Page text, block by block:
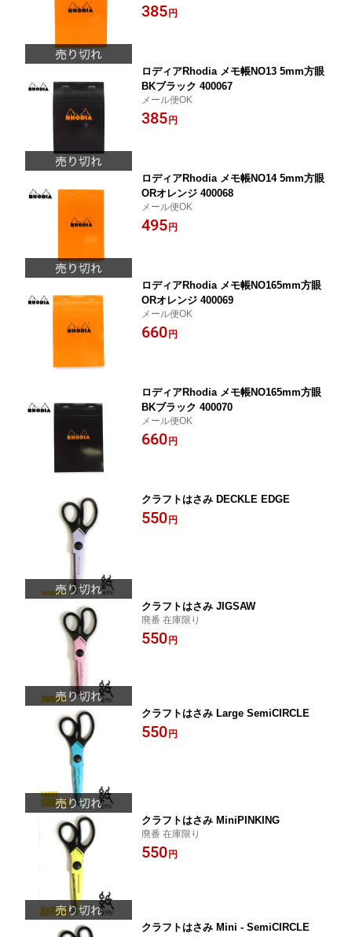
385 円
ロディアRhodia メモ帳NO13 5mm方眼
BKブラック 400067
メール便OK
385 円
ロディアRhodia メモ帳NO14 5mm方眼
ORオレンジ 400068
メール便OK
495 円
ロディアRhodia メモ帳NO165mm方眼
ORオレンジ 400069
メール便OK
660 円
ロディアRhodia メモ帳NO165mm方眼
BKブラック 400070
メール便OK
660 円
クラフトはさみ DECKLE EDGE
550 円
クラフトはさみ JIGSAW
廃番 在庫限り
550 円
クラフトはさみ Large SemiCIRCLE
550 円
クラフトはさみ MiniPINKING
廃番 在庫限り
550 円
クラフトはさみ Mini - SemiCIRCLE